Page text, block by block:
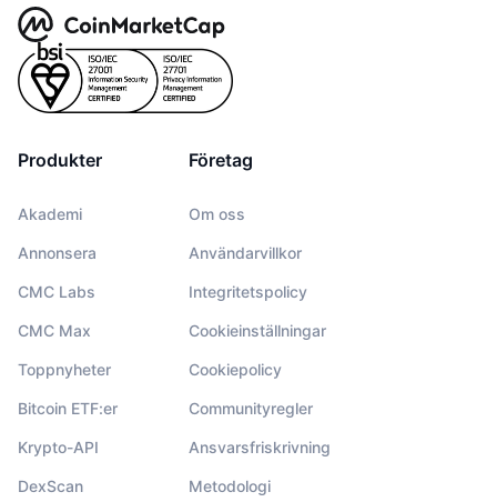
Produkter
Akademi
Annonsera
CMC Labs
CMC Max
Toppnyheter
Bitcoin ETF:er
Krypto-API
DexScan
Företag
Om oss
Användarvillkor
Integritetspolicy
Cookieinställningar
Cookiepolicy
Communityregler
Ansvarsfriskrivning
Metodologi